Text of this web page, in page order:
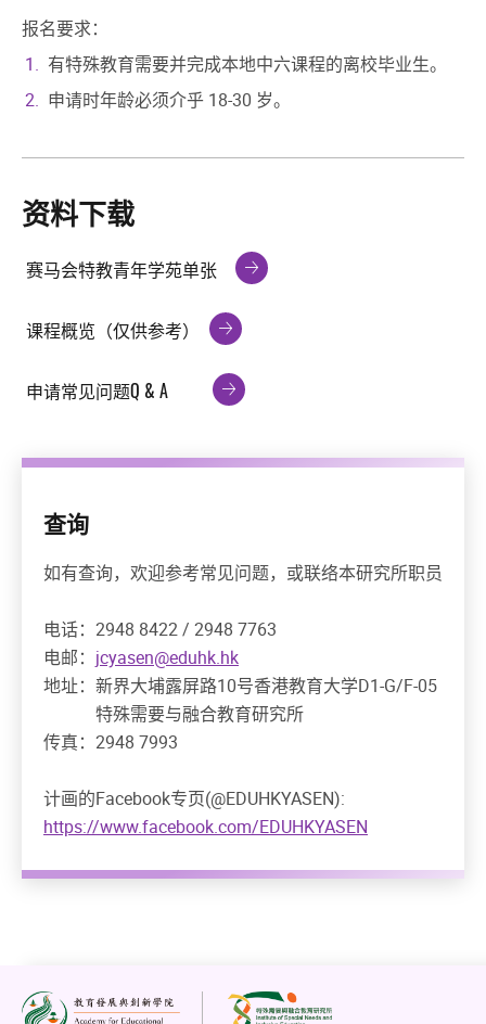
报名要求：
有特殊教育需要并完成本地中六课程的离校毕业⽣。
申请时年龄必须介乎 18-30 岁。
资料下载
赛马会特教青年学苑单张
课程概览（仅供参考）
申请常见问题Q & A
查询
如有查询，欢迎参考常见问题，或联络本研究所职员
电话：2948 8422 / 2948 7763
电邮： jcyasen@eduhk.hk
地址：新界大埔露屏路10号香港教育大学D1-G/F-05
特殊需要与融合教育研究所
传真：2948 7993
计画的Facebook专页(@EDUHKYASEN):
https://www.facebook.com/EDUHKYASEN